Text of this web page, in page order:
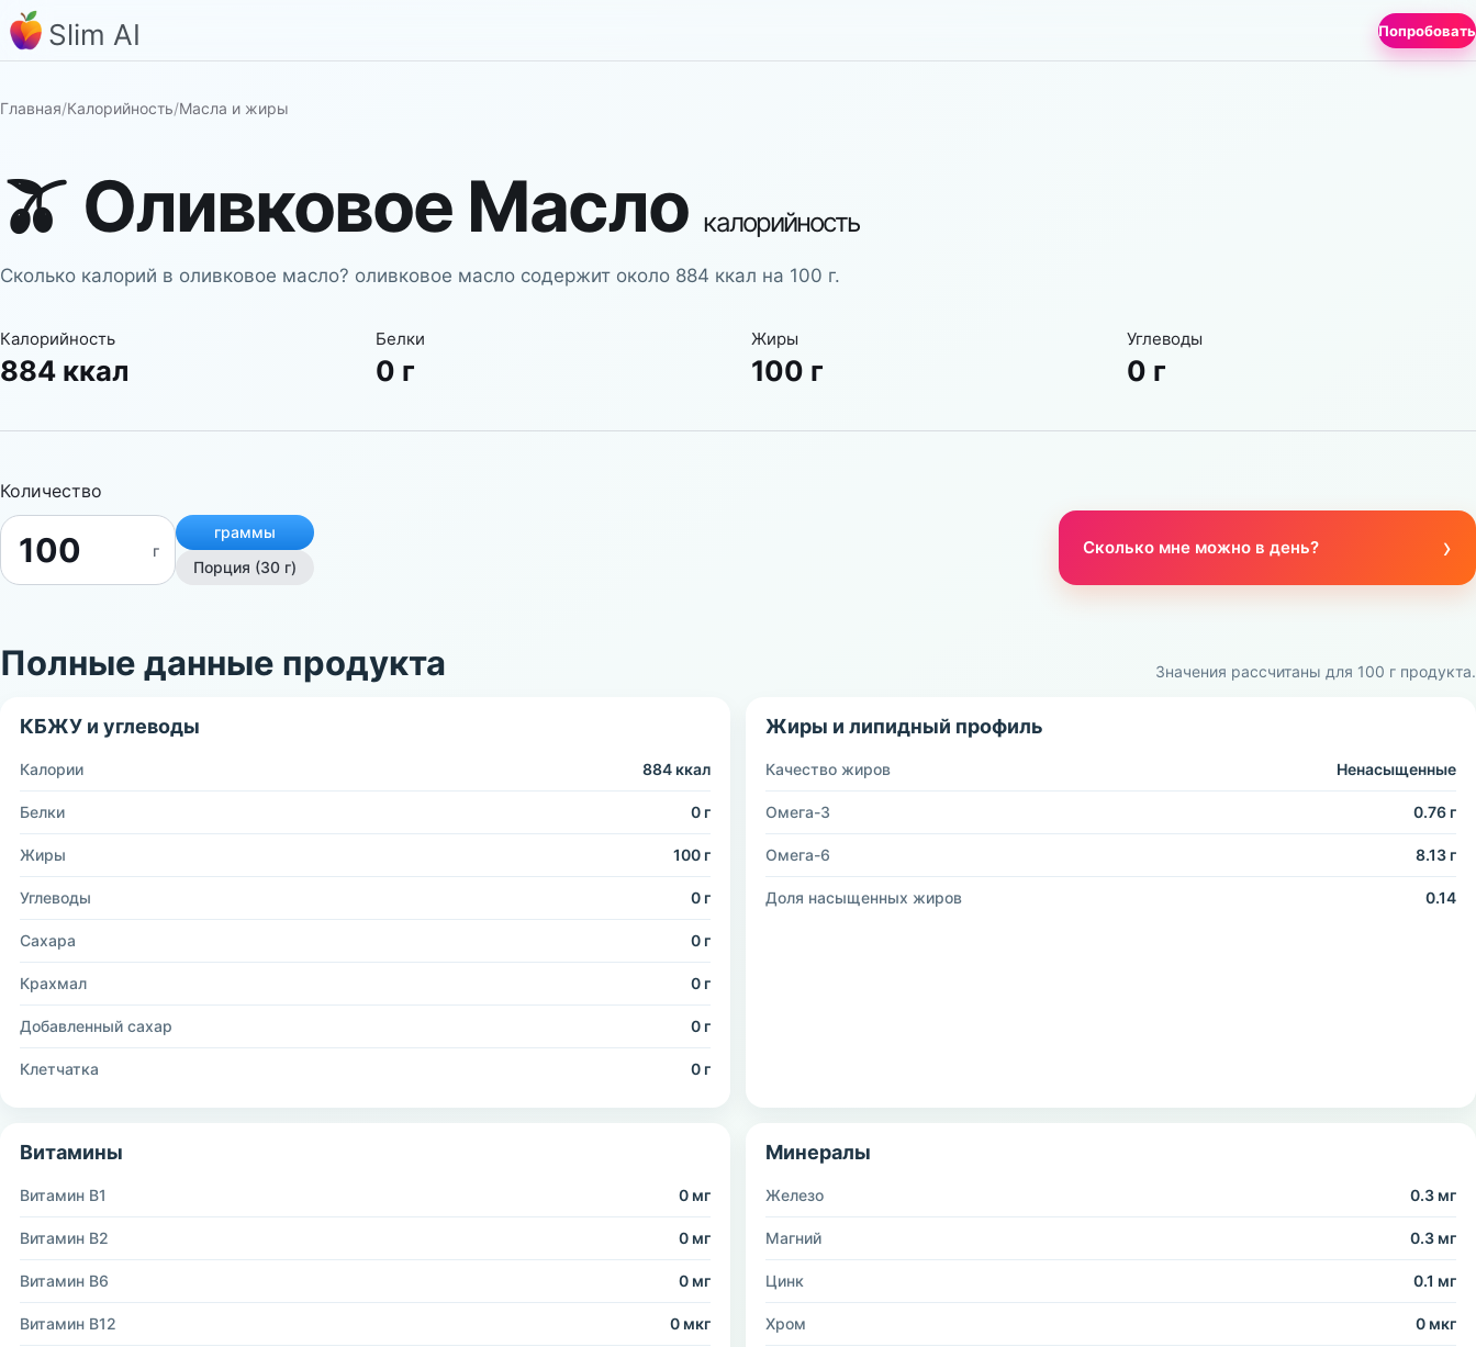
Slim AI Попробовать
Главная/Калорийность/Масла и жиры
🫒 Оливковое Масло калорийность
Сколько калорий в оливковое масло? оливковое масло содержит около 884 ккал на 100 г.
Калорийность
884 ккал
Белки
0 г
Жиры
100 г
Углеводы
0 г
Количество
г
граммы
Порция (30 г)
Сколько мне можно в день? ›
Полные данные продукта Значения рассчитаны для 100 г продукта.
КБЖУ и углеводы
Калории 884 ккал
Белки 0 г
Жиры 100 г
Углеводы 0 г
Сахара 0 г
Крахмал 0 г
Добавленный сахар 0 г
Клетчатка 0 г
Жиры и липидный профиль
Качество жиров Ненасыщенные
Омега-3 0.76 г
Омега-6 8.13 г
Доля насыщенных жиров 0.14
Витамины
Витамин B1 0 мг
Витамин B2 0 мг
Витамин B6 0 мг
Витамин B12 0 мкг
Минералы
Железо 0.3 мг
Магний 0.3 мг
Цинк 0.1 мг
Хром 0 мкг